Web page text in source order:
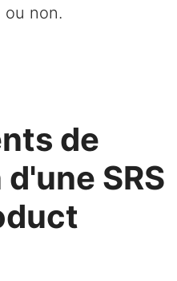
non.
de
SRS